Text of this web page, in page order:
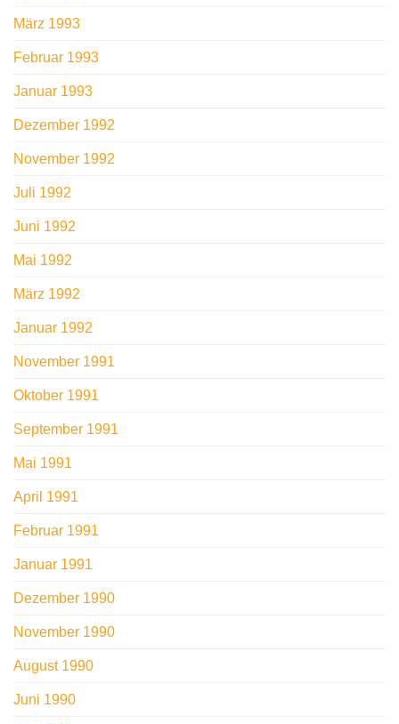
März 1993
Februar 1993
Januar 1993
Dezember 1992
November 1992
Juli 1992
Juni 1992
Mai 1992
März 1992
Januar 1992
November 1991
Oktober 1991
September 1991
Mai 1991
April 1991
Februar 1991
Januar 1991
Dezember 1990
November 1990
August 1990
Juni 1990